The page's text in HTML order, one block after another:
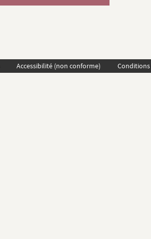
Accessibilité (non conforme)